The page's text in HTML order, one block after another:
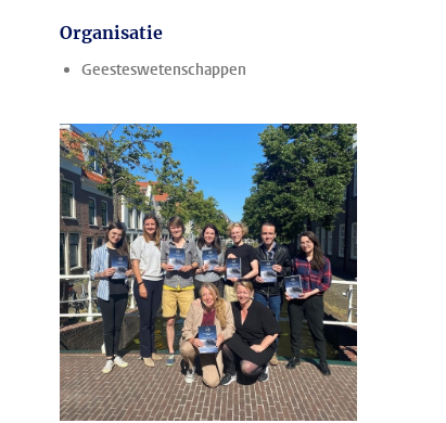
Organisatie
Geesteswetenschappen